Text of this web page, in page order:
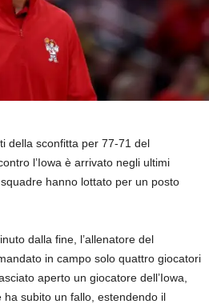
della sconfitta per 77-71 del
l’Iowa è arrivato negli ultimi
hanno lottato per un posto
dalla fine, l’allenatore del
in campo solo quattro giocatori
aperto un giocatore dell’Iowa,
subito un fallo, estendendo il